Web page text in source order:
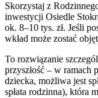
Skorzystaj z
inwestycji Osiedle
ok. 8–10 tys. zł. Jeśli
wkład może zostać
To rozwiązanie
przyszłość – w ramach
dziecka, możliwa jest
spłata rodzinna), która